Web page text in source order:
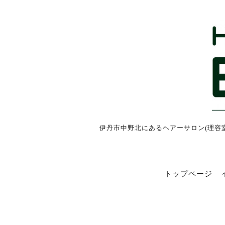
伊丹市中野北にあるヘアーサロン(理
トップページ